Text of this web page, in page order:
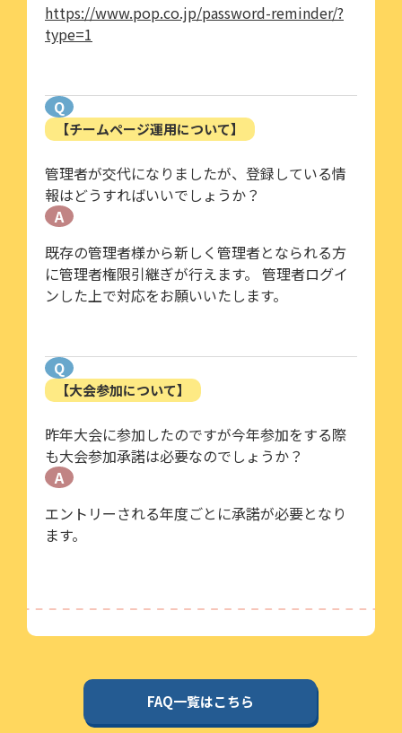
https://www.pop.co.jp/password-reminder/?
type=1
Q
【チームページ運用について】
管理者が交代になりましたが、登録している情
報はどうすればいいでしょうか？
A
既存の管理者様から新しく管理者となられる方
に管理者権限引継ぎが行えます。 管理者ログイ
ンした上で対応をお願いいたします。
Q
【大会参加について】
昨年大会に参加したのですが今年参加をする際
も大会参加承諾は必要なのでしょうか？
A
エントリーされる年度ごとに承諾が必要となり
ます。
FAQ一覧はこちら